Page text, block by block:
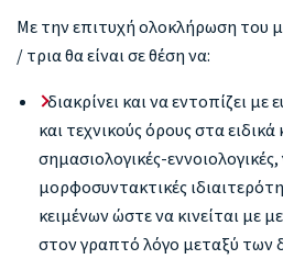
Με την επιτυχή ολοκλήρωση του
/ τρια θα είναι σε θέση να:
διακρίνει και να εντοπίζει με
και τεχνικούς όρους στα ειδικά
σημασιολογικές-
μορφοσυντακτικές
κειμένων ώστε να κινείται με
στον γραπτό λόγο μεταξύ των